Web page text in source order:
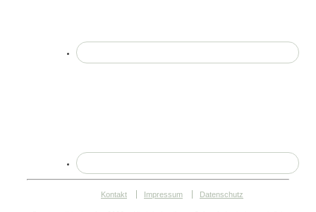
Kontakt Impressum Datenschutz